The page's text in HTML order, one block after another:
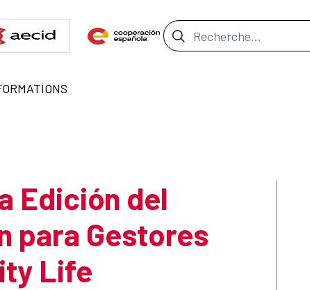
Barre de recherche
Edición del
para Gestores
Life